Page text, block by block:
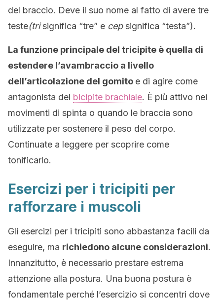
del braccio. Deve il suo nome al fatto di avere tre
teste(trisignifica “tre” e cepsignifica “testa”).
La funzione principale del tricipite è quella di
estendere l’avambraccio a livello
dell’articolazione del gomito e di agire come
antagonista del bicipite brachiale. È più attivo nei
movimenti di spinta o quando le braccia sono
utilizzate per sostenere il peso del corpo.
Continuate a leggere per scoprire come
tonificarlo.
Esercizi per i tricipiti per
rafforzare i muscoli
Gli esercizi per i tricipiti sono abbastanza facili da
eseguire, ma richiedono alcune considerazioni.
Innanzitutto, è necessario prestare estrema
attenzione alla postura. Una buona postura è
fondamentale perché l’esercizio si concentri dove